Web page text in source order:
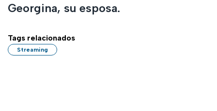
Georgina, su esposa.
Tags relacionados
Streaming